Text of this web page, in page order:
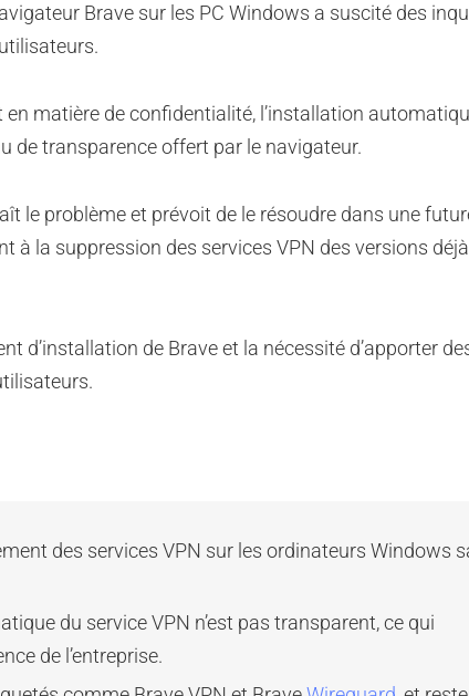
Brave sur les PC Windows a suscité des
matière de confidentialité, l’installation
de transparence offert par le navigateur.
le problème et prévoit de le résoudre dans une
à la suppression des services VPN des versions déjà
d’installation de Brave et la nécessité d’apporter
des services VPN sur les ordinateurs Windows
du service VPN n’est pas transparent, ce qui
de l’entreprise.